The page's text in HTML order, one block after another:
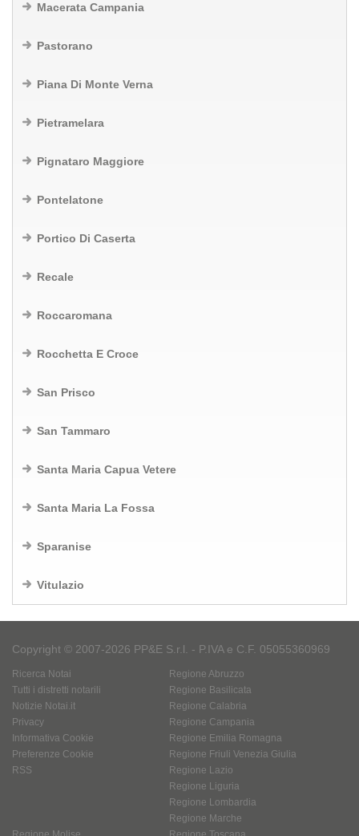
Macerata Campania
Pastorano
Piana Di Monte Verna
Pietramelara
Pignataro Maggiore
Pontelatone
Portico Di Caserta
Recale
Roccaromana
Rocchetta E Croce
San Prisco
San Tammaro
Santa Maria Capua Vetere
Santa Maria La Fossa
Sparanise
Vitulazio
Copyright © 2007-2026 PP&E S.r.l. - P.IVA e C.F. 05055360969
Ricerca Notai
Tutti i distretti notarili
Notizie Notai.it
Privacy
Informativa Cookie
Preferenze Cookie
RSS
Regione Abruzzo
Regione Basilicata
Regione Calabria
Regione Campania
Regione Emilia Romagna
Regione Friuli Venezia Giulia
Regione Lazio
Regione Liguria
Regione Lombardia
Regione Marche